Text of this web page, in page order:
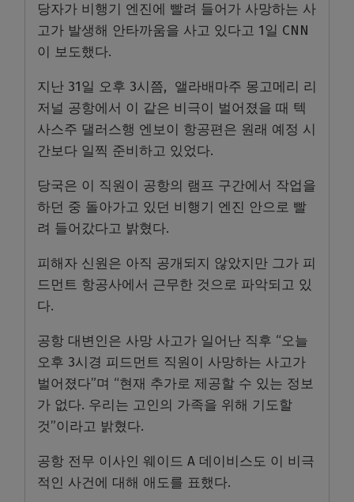
당자가 비행기 엔진에 빨려 들어가 사망하는 사
고가 발생해 안타까움을 사고 있다고 1일 CNN
이 보도했다.
지난 31일 오후 3시쯤, 앨라배마주 몽고메리 리
저널 공항에서 이 같은 비극이 벌어졌을 때 텍
사스주 댈러스행 엔보이 항공편은 원래 예정 시
간보다 일찍 준비하고 있었다.
당국은 이 직원이 공항의 램프 구간에서 작업을
하던 중 돌아가고 있던 비행기 엔진 안으로 빨
려 들어갔다고 밝혔다.
피해자 신원은 아직 공개되지 않았지만 그가 피
드먼트 항공사에서 근무한 것으로 파악되고 있
다.
공항 대변인은 사망 사고가 일어난 직후 “오늘
오후 3시경 피드먼트 직원이 사망하는 사고가
벌어졌다”며 “현재 추가로 제공할 수 있는 정보
가 없다. 우리는 고인의 가족을 위해 기도할
것”이라고 밝혔다.
공항 전무 이사인 웨이드 A 데이비스도 이 비극
적인 사건에 대해 애도를 표했다.